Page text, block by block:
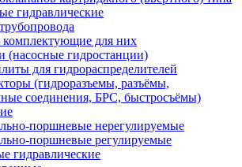
гидравлические
для них
(насосные гидростанции)
для гидрораспределителей
(гидроразъемы, разъёмы,
соединения, БРС, быстросъёмы)
поршневые нерегулируемые
поршневые регулируемые
гидравлические